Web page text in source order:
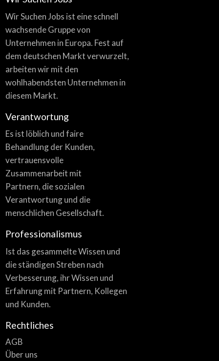
Wir Suchen Jobs ist eine schnell
wachsende Gruppe von
Unternehmen in Europa. Fest auf
dem deutschen Markt verwurzelt,
arbeiten wir mit den
wohlhabendsten Unternehmen in
diesem Markt.
Verantwortung
Es ist löblich und faire
Behandlung der Kunden,
vertrauensvolle
Zusammenarbeit mit
Partnern, die sozialen
Verantwortung und die
menschlichen Gesellschaft.
Professionalismus
Ist das gesammelte Wissen und
die ständigen Streben nach
Verbesserung, ihr Wissen und
Erfahrung mit Partnern, Kollegen
und Kunden.
Rechtliches
AGB
Über uns